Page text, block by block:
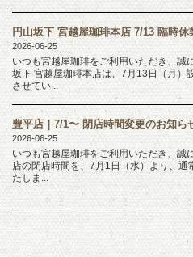
円山坂下 宮越屋珈琲本店 7/13 臨時休
2026-06-25
いつも宮越屋珈琲をご利用いただき、誠
坂下 宮越屋珈琲本店は、7月13日（月）
させてい...
豊平店｜7/1〜 閉店時間変更のお知ら
2026-06-25
いつも宮越屋珈琲をご利用いただき、誠
店の閉店時間を、7月1日（水）より、
たしま...